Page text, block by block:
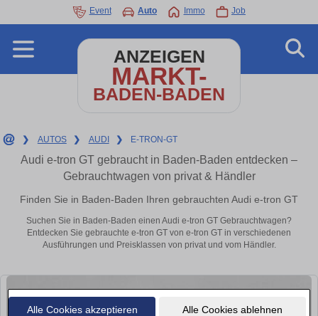
Alle Cookies akzeptieren Alle Cookies ablehnen
Event Auto Immo Job
ANZEIGEN
MARKT-
BADEN-BADEN
❯ AUTOS ❯ AUDI ❯ E-TRON-GT
Audi e-tron GT gebraucht in Baden-Baden entdecken –
Gebrauchtwagen von privat & Händler
Finden Sie in Baden-Baden Ihren gebrauchten Audi e-tron GT
Suchen Sie in Baden-Baden einen Audi e-tron GT Gebrauchtwagen?
Entdecken Sie gebrauchte e-tron GT von e-tron GT in verschiedenen
Ausführungen und Preisklassen von privat und vom Händler.